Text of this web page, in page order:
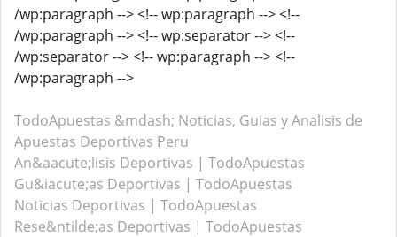
/wp:paragraph --> <!-- wp:paragraph --> <!--
/wp:paragraph --> <!-- wp:separator --> <!--
/wp:separator --> <!-- wp:paragraph --> <!--
/wp:paragraph -->
TodoApuestas &mdash; Noticias, Guias y Analisis de
Apuestas Deportivas Peru
An&aacute;lisis Deportivas | TodoApuestas
Gu&iacute;as Deportivas | TodoApuestas
Noticias Deportivas | TodoApuestas
Rese&ntilde;as Deportivas | TodoApuestas